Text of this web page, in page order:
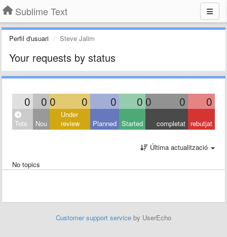
Sublime Text
Perfil d'usuari Steve Jalim
Your requests by status
0 0 0 0 0 0 0 0 0
Tots Nou
Under
review
Planned Started completat rebutjat
Última actualització
No topics
Customer support service by UserEcho